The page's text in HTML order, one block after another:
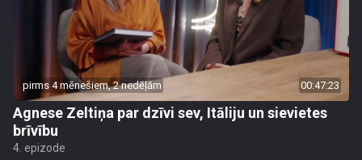
pirms 4 mēnešiem, 2 nedēļām 00:47:23
Agnese Zeltiņa par dzīvi sev, Itāliju un sievietes
brīvību
4. epizode